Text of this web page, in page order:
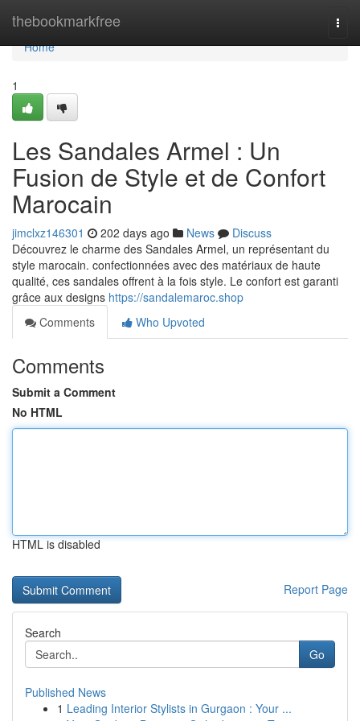
thebookmarkfree
Home
Home
1
Les Sandales Armel : Un
Fusion de Style et de Confort
Marocain
jimclxz146301 202 days ago News
Discuss
Découvrez le charme des Sandales Armel, un représentant du
style marocain. confectionnées avec des matériaux de haute
qualité, ces sandales offrent à la fois style. Le confort est garanti
grâce aux designs https://sandalemaroc.shop
Comments
Who Upvoted
Comments
Submit a Comment
No HTML
HTML is disabled
Report Page
Search
Go
Published News
1 Leading Interior Stylists in Gurgaon : Your ...